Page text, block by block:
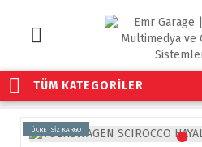
TÜM KATEGORİLER
ÜCRETSİZ KARGO